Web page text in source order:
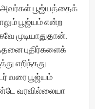
பூஜ்யத்தைக்
பூஜ்யம் என்ற
முடியாதுதான்.
புதிர்களைக்
எறிந்தது
வரை பூஜ்யம்
வரவில்லையா